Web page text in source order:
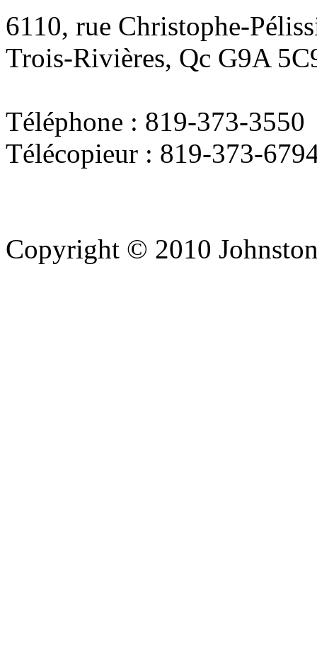
6110, rue Christophe-
Trois-Rivières, Qc G9A
Téléphone : 819-373-3550
Télécopieur : 819-373-
Copyright © 2010